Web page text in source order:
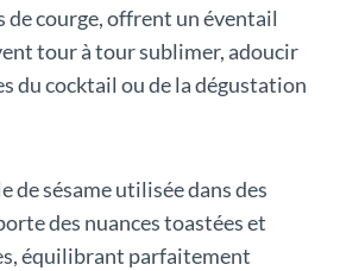
de courge, offrent un éventail
tour à tour sublimer, adoucir
du cocktail ou de la dégustation
de sésame utilisée dans des
des nuances toastées et
équilibrant parfaitement